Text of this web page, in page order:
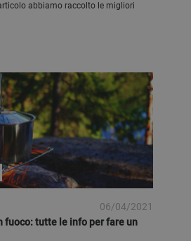
abbiamo raccolto le migliori
06/04/2021
fuoco: tutte le info per fare un